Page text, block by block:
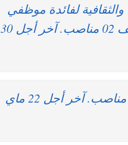
لفائدة موظفي
قطاع المياه والغابات : مباريات لتوظيف 02 مناصب. آخر أجل 30
وزارة الداخلية : مباريات لتوظيف 42 مناصب. آخر أجل 22 ماي